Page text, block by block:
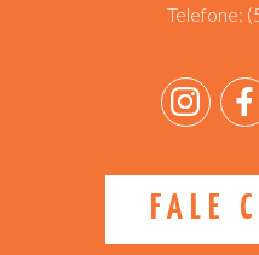
Telefone:
FALE